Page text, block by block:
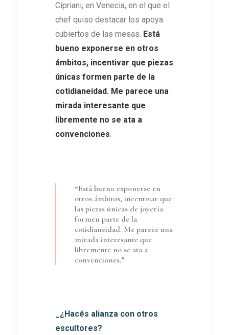
Cipriani, en Venecia, en el que el
chef quiso destacar los apoya
cubiertos de las mesas. Está
bueno exponerse en otros
ámbitos, incentivar que piezas
únicas formen parte de la
cotidianeidad. Me parece una
mirada interesante que
libremente no se ata a
convenciones.
“Está bueno exponerse en
otros ámbitos, incentivar que
las piezas únicas de joyería
formen parte de la
cotidianeidad. Me parece una
mirada interesante que
libremente no se ata a
convenciones.”
_¿Hacés alianza con otros
escultores?